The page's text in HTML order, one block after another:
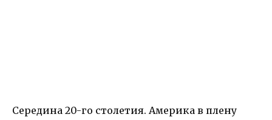
Середина 20-го столетия. Америка в плену